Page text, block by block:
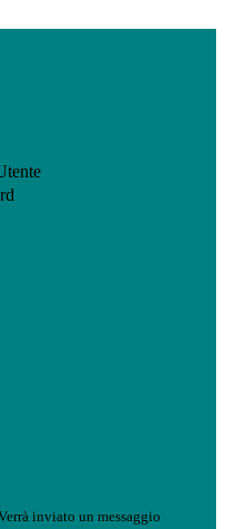
inviato un messaggio